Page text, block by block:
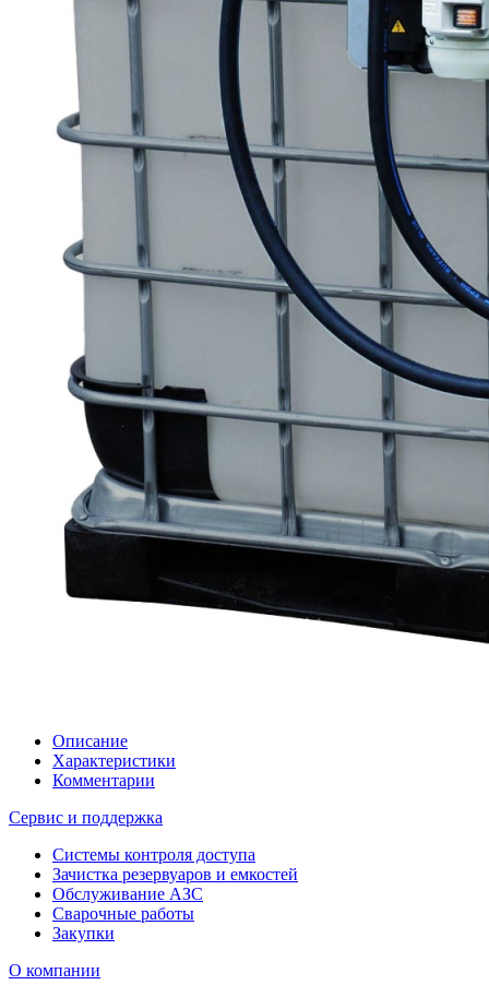
Описание
Характеристики
Комментарии
Сервис и поддержка
Системы контроля доступа
Зачистка резервуаров и емкостей
Обслуживание АЗС
Сварочные работы
Закупки
О компании